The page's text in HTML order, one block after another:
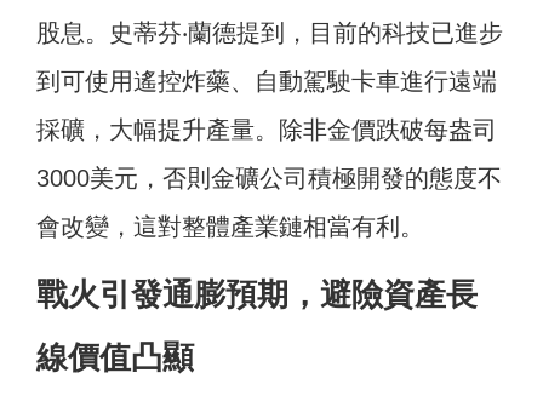
股息。史蒂芬‧蘭德提到，目前的科技已進步
到可使用遙控炸藥、自動駕駛卡車進行遠端
採礦，大幅提升產量。除非金價跌破每盎司
3000美元，否則金礦公司積極開發的態度不
會改變，這對整體產業鏈相當有利。
戰火引發通膨預期，避險資產長
線價值凸顯